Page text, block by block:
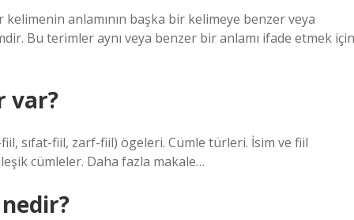
kelimenin anlamının başka bir kelimeye benzer veya
Bu terimler aynı veya benzer bir anlamı ifade etmek için
var?
sıfat-fiil, zarf-fiil) ögeleri. Cümle türleri. İsim ve fiil
cümleler. Daha fazla makale…